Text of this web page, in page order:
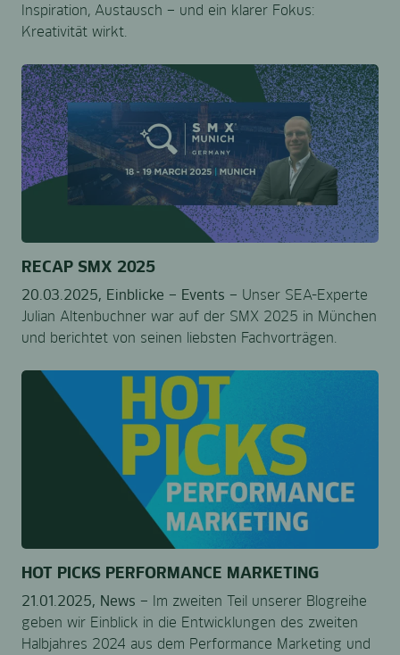
Inspiration, Austausch – und ein klarer Fokus:
Kreativität wirkt.
RECAP SMX 2025
20.03.2025, Einblicke – Events – Unser SEA-Experte
Julian Altenbuchner war auf der SMX 2025 in München
und berichtet von seinen liebsten Fachvorträgen.
HOT PICKS PERFORMANCE MARKETING
21.01.2025, News – Im zweiten Teil unserer Blogreihe
geben wir Einblick in die Entwicklungen des zweiten
Halbjahres 2024 aus dem Performance Marketing und